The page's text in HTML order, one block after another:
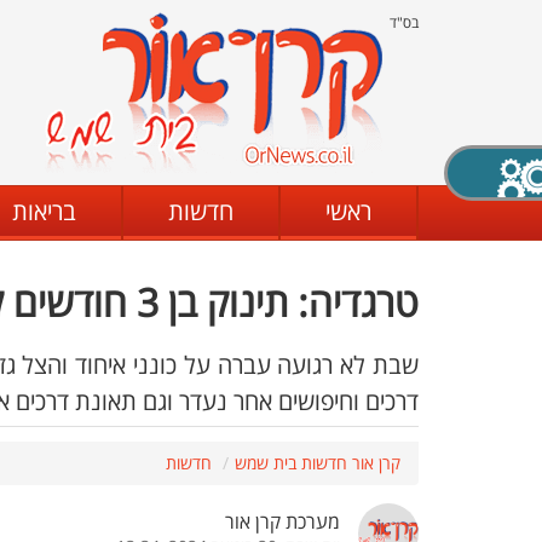
בס"ד
ראשי חדשות בריאות
טרגדיה: תינוק בן 3 חודשים לא קם משנתו
שבת לא רגועה עברה על כונני איחוד והצל
דרכים וחיפושים אחר נעדר וגם תאונת
קרן אור חדשות בית שמש חדשות
מערכת קרן אור
X סגירה
מצב שחור - לבן קביעת ניגודיות